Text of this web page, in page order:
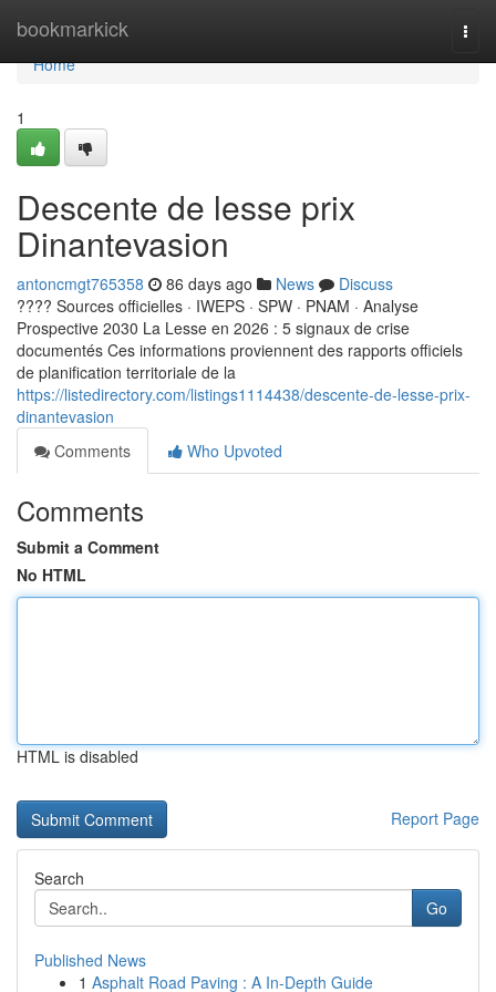
bookmarkick
Home
Home
1
Descente de lesse prix
Dinantevasion
antoncmgt765358 86 days ago News
Discuss
???? Sources officielles · IWEPS · SPW · PNAM · Analyse
Prospective 2030 La Lesse en 2026 : 5 signaux de crise
documentés Ces informations proviennent des rapports officiels
de planification territoriale de la
https://listedirectory.com/listings1114438/descente-de-lesse-prix-
dinantevasion
Comments
Who Upvoted
Comments
Submit a Comment
No HTML
HTML is disabled
Report Page
Search
Go
Published News
1 Asphalt Road Paving : A In-Depth Guide